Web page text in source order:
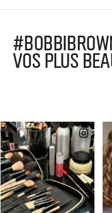
VOS PLUS